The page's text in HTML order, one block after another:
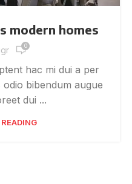
modern homes
0
hac mi dui a per
bibendum augue
dui ...